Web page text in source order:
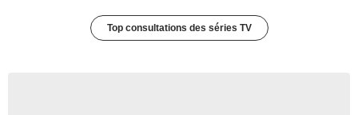
Top consultations des séries TV